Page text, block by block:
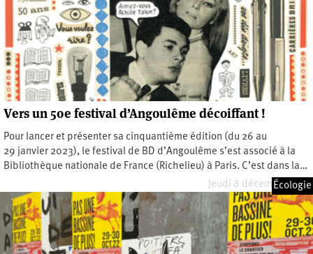
Vers un 50e festival d’Angoulême décoiffant !
Pour lancer et présenter sa cinquantième édition (du 26 au
29 janvier 2023), le festival de BD d’Angoulême s’est associé à la
Bibliothèque nationale de France (Richelieu) à Paris. C’est dans la…
Jeudi 8 décembre 2022
Écologie